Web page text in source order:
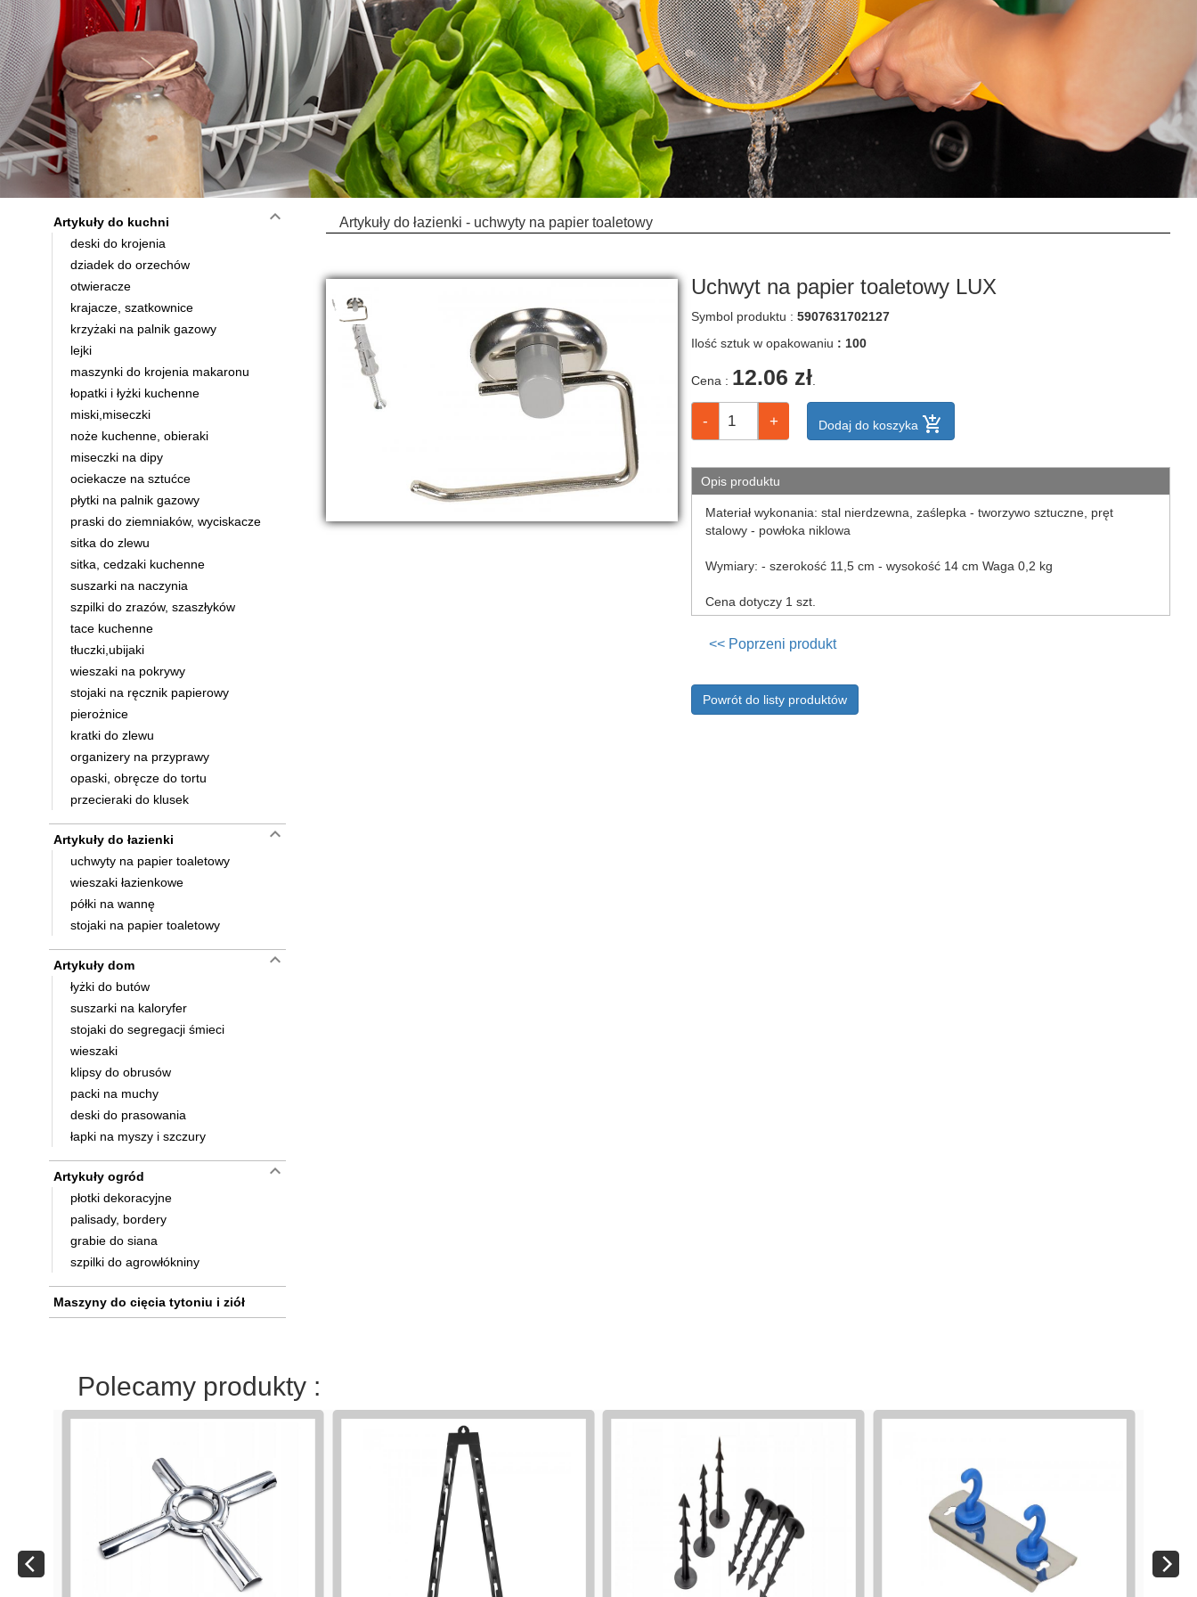
Artykuły do kuchni keyboard_arrow_down
deski do krojenia
dziadek do orzechów
otwieracze
krajacze, szatkownice
krzyżaki na palnik gazowy
lejki
maszynki do krojenia makaronu
łopatki i łyżki kuchenne
miski,miseczki
noże kuchenne, obieraki
miseczki na dipy
ociekacze na sztućce
płytki na palnik gazowy
praski do ziemniaków, wyciskacze
sitka do zlewu
sitka, cedzaki kuchenne
suszarki na naczynia
szpilki do zrazów, szaszłyków
tace kuchenne
tłuczki,ubijaki
wieszaki na pokrywy
stojaki na ręcznik papierowy
pierożnice
kratki do zlewu
organizery na przyprawy
opaski, obręcze do tortu
przecieraki do klusek
Artykuły do łazienki keyboard_arrow_down
uchwyty na papier toaletowy
wieszaki łazienkowe
półki na wannę
stojaki na papier toaletowy
Artykuły dom keyboard_arrow_down
łyżki do butów
suszarki na kaloryfer
stojaki do segregacji śmieci
wieszaki
klipsy do obrusów
packi na muchy
deski do prasowania
łapki na myszy i szczury
Artykuły ogród keyboard_arrow_down
płotki dekoracyjne
palisady, bordery
grabie do siana
szpilki do agrowłókniny
Maszyny do cięcia tytoniu i ziół
Artykuły do łazienki - uchwyty na papier toaletowy
Uchwyt na papier toaletowy LUX
Symbol produktu : 5907631702127
Ilość sztuk w opakowaniu : 100
Cena : 12.06 zł
Dodaj do koszyka add_shopping_cart
Opis produktu
Materiał wykonania: stal nierdzewna, zaślepka - tworzywo sztuczne, pręt
stalowy - powłoka niklowa
Wymiary: - szerokość 11,5 cm - wysokość 14 cm Waga 0,2 kg
Cena dotyczy 1 szt.
<< Poprzeni produkt
Powrót do listy produktów
Polecamy produkty :